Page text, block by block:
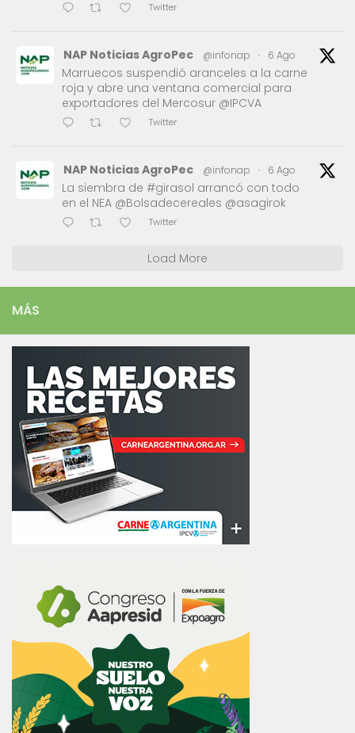
Twitter
NAP Noticias AgroPec @infonap · 6 Ago
Marruecos suspendió aranceles a la carne
roja y abre una ventana comercial para
exportadores del Mercosur @IPCVA
Twitter
NAP Noticias AgroPec @infonap · 6 Ago
La siembra de #girasol arrancó con todo
en el NEA @Bolsadecereales @asagirok
Twitter
Load More
MÁS